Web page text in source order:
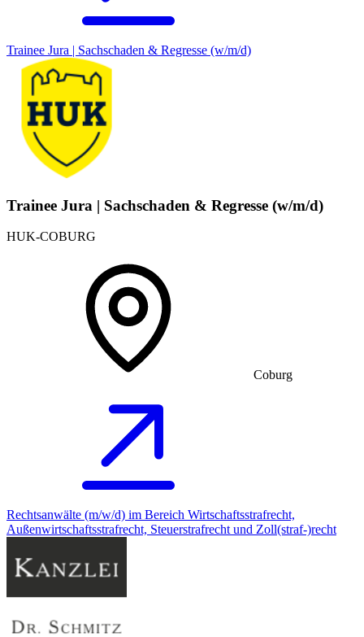
Trainee Jura | Sachschaden & Regresse (w/m/d)
Trainee Jura | Sachschaden & Regresse (w/m/d)
HUK-COBURG
Coburg
Rechtsanwälte (m/w/d) im Bereich Wirtschaftsstrafrecht,
Außenwirtschaftsstrafrecht, Steuerstrafrecht und Zoll(straf-)recht